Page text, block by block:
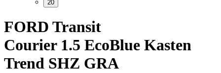
20
FORD Transit
Courier 1.5 EcoBlue Kasten
Trend SHZ GRA